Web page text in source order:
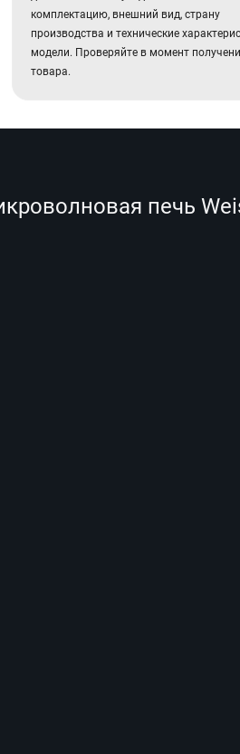
комплектацию, внешний вид, страну
производства и технические
модели. Проверяйте в момент
товара.
печь